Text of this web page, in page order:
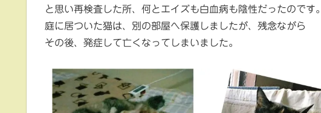
と思い再検査した所、何とエイズも白血病も陰性だったのです。
庭に居ついた猫は、別の部屋へ保護しましたが、残念ながら
その後、発症して亡くなってしまいました。